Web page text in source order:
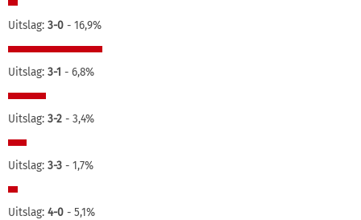
Uitslag: 3-0 - 16,9%
Uitslag: 3-1 - 6,8%
Uitslag: 3-2 - 3,4%
Uitslag: 3-3 - 1,7%
Uitslag: 4-0 - 5,1%